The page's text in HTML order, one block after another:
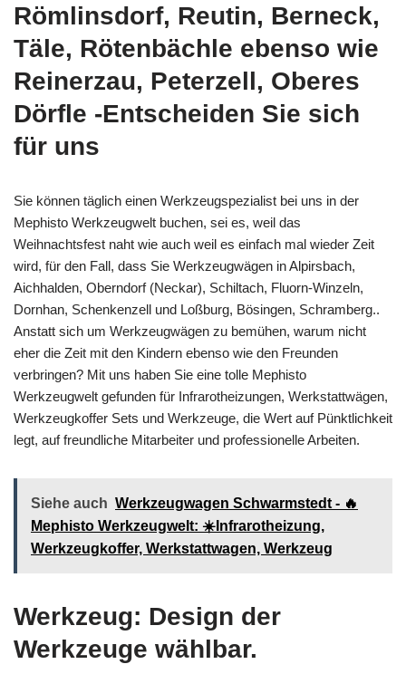
Römlinsdorf, Reutin, Berneck,
Täle, Rötenbächle ebenso wie
Reinerzau, Peterzell, Oberes
Dörfle -Entscheiden Sie sich
für uns
Sie können täglich einen Werkzeugspezialist bei uns in der
Mephisto Werkzeugwelt buchen, sei es, weil das
Weihnachtsfest naht wie auch weil es einfach mal wieder Zeit
wird, für den Fall, dass Sie Werkzeugwägen in Alpirsbach,
Aichhalden, Oberndorf (Neckar), Schiltach, Fluorn-Winzeln,
Dornhan, Schenkenzell und Loßburg, Bösingen, Schramberg..
Anstatt sich um Werkzeugwägen zu bemühen, warum nicht
eher die Zeit mit den Kindern ebenso wie den Freunden
verbringen? Mit uns haben Sie eine tolle Mephisto
Werkzeugwelt gefunden für Infrarotheizungen, Werkstattwägen,
Werkzeugkoffer Sets und Werkzeuge, die Wert auf Pünktlichkeit
legt, auf freundliche Mitarbeiter und professionelle Arbeiten.
Siehe auch Werkzeugwagen Schwarmstedt - 🔥
Mephisto Werkzeugwelt: ☀️Infrarotheizung,
Werkzeugkoffer, Werkstattwagen, Werkzeug
Werkzeug: Design der
Werkzeuge wählbar.